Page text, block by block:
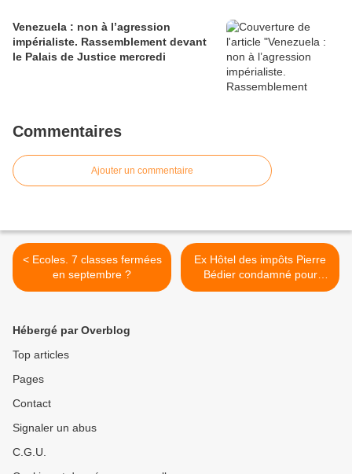
Venezuela : non à l’agression
impérialiste. Rassemblement devant
le Palais de Justice mercredi
Commentaires
Ajouter un commentaire
< Ecoles. 7 classes fermées
en septembre ?
Ex Hôtel des impôts Pierre
Bédier condamné pour
procédure judiciaire abusive
Hébergé par Overblog
Top articles
Pages
Contact
Signaler un abus
C.G.U.